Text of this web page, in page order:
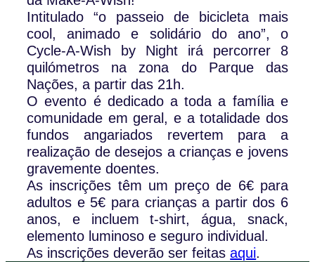
Intitulado “o passeio de bicicleta mais
cool, animado e solidário do ano”, o
Cycle-A-Wish by Night irá percorrer 8
quilómetros na zona do Parque das
Nações, a partir das 21h.
O evento é dedicado a toda a família e
comunidade em geral, e a totalidade dos
fundos angariados revertem para a
realização de desejos a crianças e jovens
gravemente doentes.
As inscrições têm um preço de 6€ para
adultos e 5€ para crianças a partir dos 6
anos, e incluem t-shirt, água, snack,
elemento luminoso e seguro individual.
As inscrições deverão ser feitasaqui.